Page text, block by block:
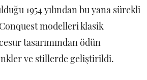
1954 yılından bu yana sürekli
modelleri klasik
tasarımından ödün
ve stillerde geliştirildi.